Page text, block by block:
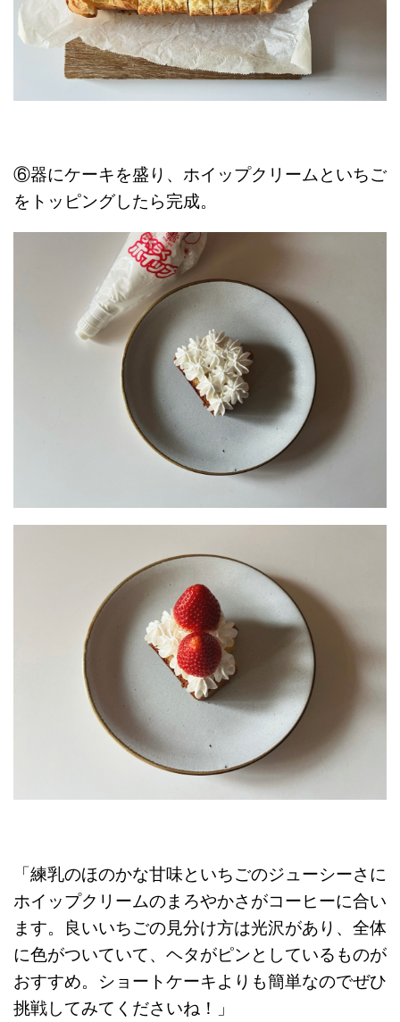
⑥器にケーキを盛り、ホイップクリームといちご
をトッピングしたら完成。
「練乳のほのかな甘味といちごのジューシーさに
ホイップクリームのまろやかさがコーヒーに合い
ます。良いいちごの見分け方は光沢があり、全体
に色がついていて、ヘタがピンとしているものが
おすすめ。ショートケーキよりも簡単なのでぜひ
挑戦してみてくださいね！」